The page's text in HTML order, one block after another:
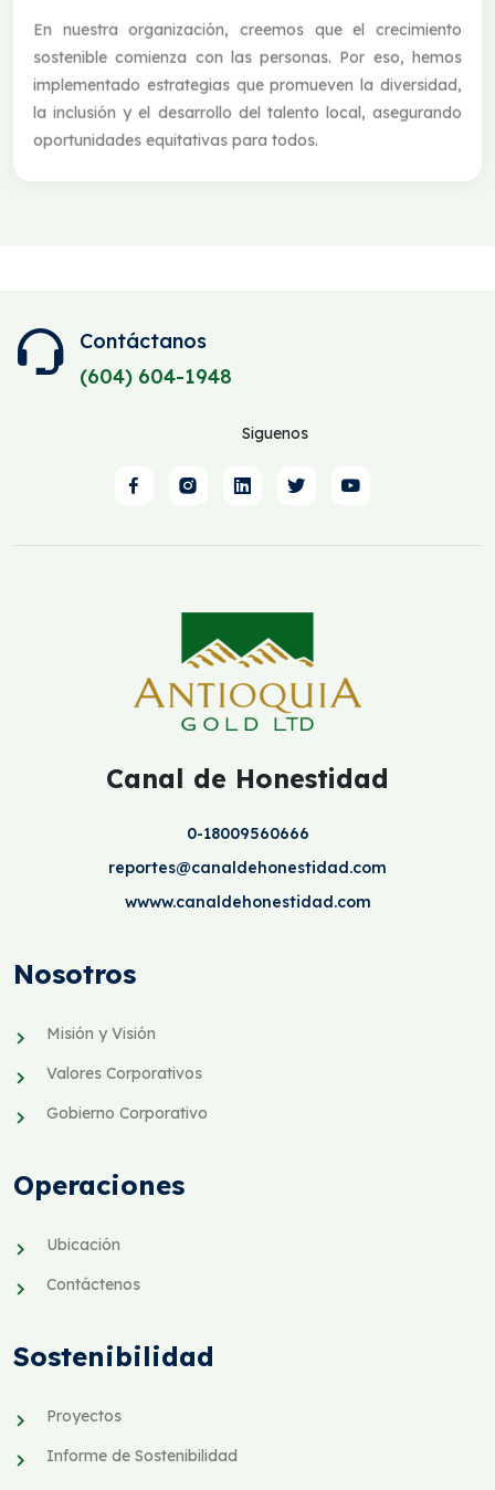
En nuestra organización, creemos que el crecimiento
sostenible comienza con las personas. Por eso, hemos
implementado estrategias que promueven la diversidad,
la inclusión y el desarrollo del talento local, asegurando
oportunidades equitativas para todos.
Contáctanos
(604) 604-1948
Siguenos
Canal de Honestidad
0-18009560666
reportes@canaldehonestidad.com
wwww.canaldehonestidad.com
Nosotros
Misión y Visión
Valores Corporativos
Gobierno Corporativo
Operaciones
Ubicación
Contáctenos
Sostenibilidad
Proyectos
Informe de Sostenibilidad